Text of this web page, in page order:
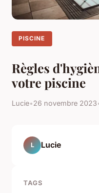
PISCINE
Règles
votre piscine
Lucie•26 novembre 2023
L Lucie
TAGS